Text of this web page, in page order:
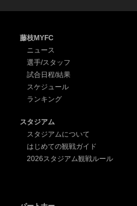
藤枝MYFC
ニュース
選手/スタッフ
試合日程/結果
スケジュール
ランキング
スタジアム
スタジアムについて
はじめての観戦ガイド
2026スタジアム観戦ルール